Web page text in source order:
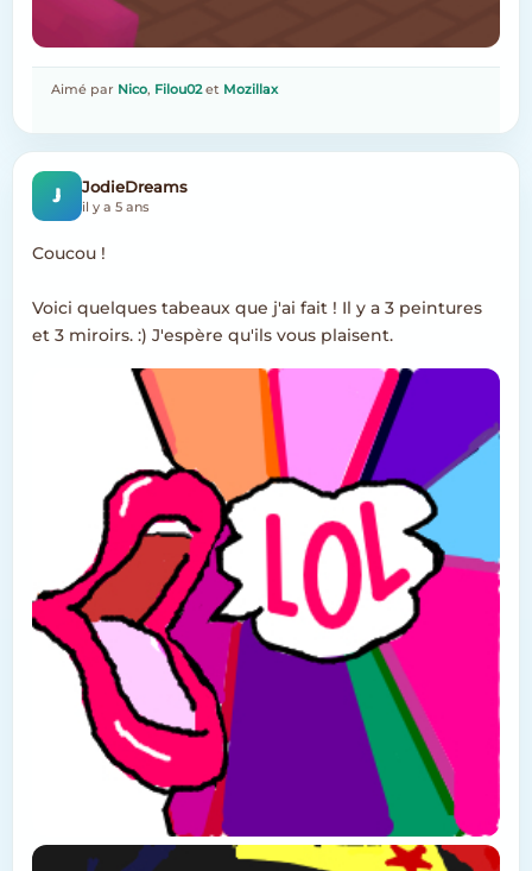
Aimé par Nico, Filou02et Mozillax
J JodieDreams
il y a 5 ans
Coucou !
Voici quelques tabeaux que j'ai fait ! Il y a 3 peintures
et 3 miroirs. :) J'espère qu'ils vous plaisent.